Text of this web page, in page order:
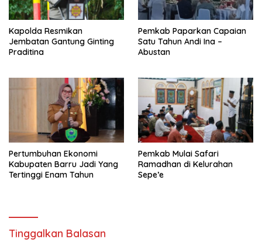
Kapolda Resmikan
Jembatan Gantung Ginting
Praditina
Pemkab Paparkan Capaian
Satu Tahun Andi Ina –
Abustan
Pertumbuhan Ekonomi
Kabupaten Barru Jadi Yang
Tertinggi Enam Tahun
Pemkab Mulai Safari
Ramadhan di Kelurahan
Sepe’e
Tinggalkan Balasan